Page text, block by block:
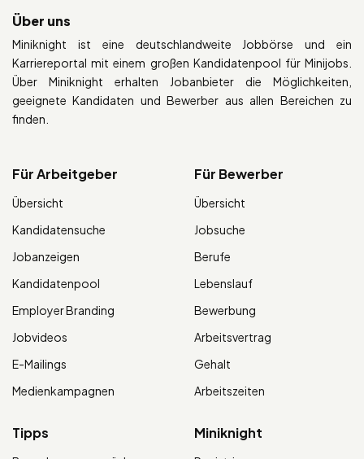
Über uns
Miniknight ist eine deutschlandweite Jobbörse und ein
Karriereportal mit einem großen Kandidatenpool für Minijobs.
Über Miniknight erhalten Jobanbieter die Möglichkeiten,
geeignete Kandidaten und Bewerber aus allen Bereichen zu
finden.
Für Arbeitgeber
Übersicht
Kandidatensuche
Jobanzeigen
Kandidatenpool
Employer Branding
Jobvideos
E-Mailings
Medienkampagnen
Für Bewerber
Übersicht
Jobsuche
Berufe
Lebenslauf
Bewerbung
Arbeitsvertrag
Gehalt
Arbeitszeiten
Tipps Miniknight